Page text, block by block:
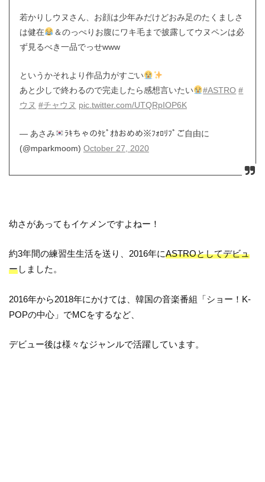
若かりしウヌさん、お顔は少年みだけどおみ足のたくましさ
は健在
＆のっぺりお腹にワキ毛まで披露してウヌペンは必
ず見るべき一品でっせwww
というかそれより作品力がすごい
あと少しで終わるので完走したら感想言いたい
#ASTRO #
ウヌ #チャウヌ pic.twitter.com/UTQRpIOP6K
— あさみ
ﾗｷちゃのﾀﾋﾟｵｶおめめ※ﾌｫﾛﾘﾌﾟご自由に
(@mparkmoom) October 27, 2020
幼さがあってもイケメンですよねー！
約3年間の練習生生活を送り、2016年にASTROとしてデビュ
ーしました。
2016年から2018年にかけては、韓国の音楽番組「ショー！K-
POPの中心」でMCをするなど、
デビュー後は様々なジャンルで活躍しています。